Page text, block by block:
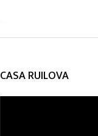
CASA RUILOVA